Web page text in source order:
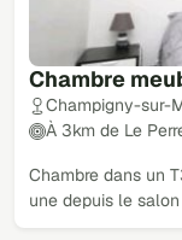
Chambre
Champigny-sur-
À 3km de Le
Chambre dans un
une depuis le